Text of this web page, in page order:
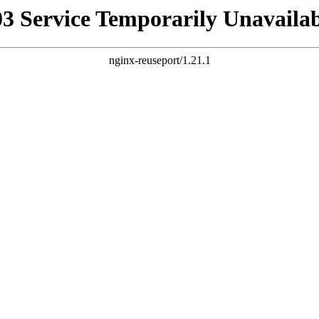
Service Temporarily
nginx-reuseport/1.21.1